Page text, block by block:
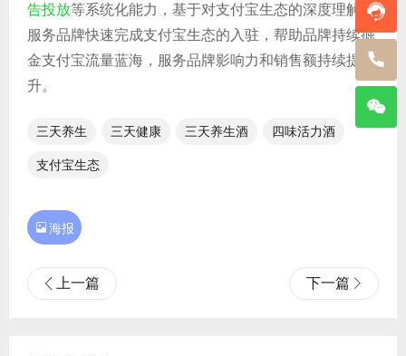
告投放等系统化能力，基于对支付宝生态的深度理解，
服务品牌快速完成支付宝生态的入驻，帮助品牌持续掘
金支付宝流量蓝海，服务品牌影响力和销售额持续提
升。
三天养生 三天健康 三天养生酒 四味活力酒
支付宝生态
海报
上一篇 下一篇